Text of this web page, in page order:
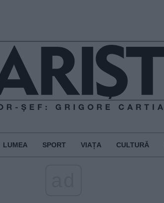
LUMEA SPORT VIAȚA CULTURĂ